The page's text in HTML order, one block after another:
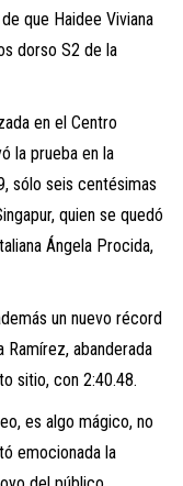
que Haidee Viviana
dorso S2 de la
en el Centro
la prueba en la
sólo seis centésimas
quien se quedó
Ángela Procida,
un nuevo récord
Ramírez, abanderada
sitio, con 2:40.48.
es algo mágico, no
emocionada la